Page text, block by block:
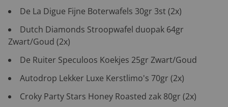
De La Digue Fijne Boterwafels 30gr 3st (2x)
Dutch Diamonds Stroopwafel duopak 64gr
Zwart/Goud (2x)
De Ruiter Speculoos Koekjes 25gr Zwart/Goud
Autodrop Lekker Luxe Kerstlimo's 70gr (2x)
Croky Party Stars Honey Roasted zak 80gr (2x)